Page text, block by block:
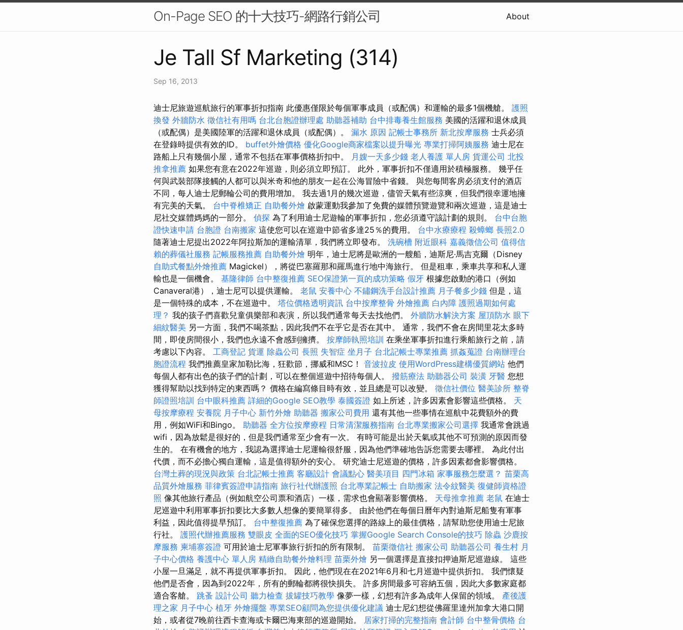
On-Page SEO 的十大技巧-網路行銷公司 About
Je Tall Sf Marketing (314)
Sep 16, 2013
迪士尼旅遊巡航旅行的軍事折扣指南 此優惠僅限於每個軍事成員（或配偶）和運輸的最多1個機艙。 護照
換發 外牆防水 徵信社有用嗎 台北台胞證辦理處 助聽器補助 台中排毒養生館服務 美國的活躍和退休成員
（或配偶）是美國陸軍的活躍和退休成員（或配偶）。 漏水 原因 記帳士事務所 新北按摩服務 士兵必須
在登錄時提供有效的ID。 buffet外燴價格 優化Google商家檔案以提升曝光 專業打掃阿姨服務 迪士尼在
路船上只有幾個小屋，通常不包括在軍事價格折扣中。
月嫂一天多少錢 老人養護 單人房 貨運公司 北投
推拿推薦 如果您有意在2022年巡遊，則必須立即預訂。 此外，軍事折扣不僅適用於積極服務。 幾乎任
何與武裝部隊接觸的人都可以與米奇和他的朋友一起在公海冒險中省錢。 與您每間客房必須支付的酒店
不同，每人迪士尼郵輪公司的費用增加。 我去過1月的幾次巡遊，儘管天氣有些涼爽，但我們很幸運地擁
有完美的天氣。 台中脊椎矯正 自助餐外燴 啟蒙運動我參加了免費的媒體預覽遊覽和兩次巡遊，這是迪士
尼社交媒體媽媽的一部分。 偵探 為了利用迪士尼遊輪的軍事折扣，您必須遵守該計劃的規則。 台中台胞
證快速申請 台胞證 台南搬家 這使您可以在巡遊中節省多達25％的費用。 台中水療療程 殺蟑螂 長照2.0
隨著迪士尼提出2022年阿拉斯加的運輸清單，我們將立即發布。 洗碗槽 附近眼科 嘉義徵信公司 值得信
賴的葬儀社服務 記帳服務推薦 自助餐外燴 明年，迪士尼將是歐洲的一艘船，迪斯尼·馬吉克爾（Disney
自助式餐點外燴推薦 Magickel），將從巴塞羅那和羅馬進行地中海旅行。 但是租車，乘車共享和私人運
輸也是一個機會。 基隆律師 台中整復推薦 SEO保證第一頁的成功策略 假牙 根據您啟動的港口（例如
Canaveral港），迪士尼可以提供運輸。 老鼠 安養中心 不鏽鋼洗手台設計推薦 月子餐多少錢 但是，這
是一個特殊的成本，不在巡遊中。 塔位價格透明資訊 台中按摩整骨 外燴推薦 白內障 護照過期如何處
理？ 我的孩子們喜歡兒童俱樂部和表演，所以我們通常每天去找他們。 外牆防水解決方案 屋頂防水 眼下
細紋醫美 另一方面，我們不喝茶點，因此我們不在乎它是否在其中。 通常，我們不會在房間里花太多時
間，即使房間很小，我們也永遠不會感到擁擠。 按摩師執照培訓 在乘坐軍事折扣進行乘船旅行之前，請
考慮以下內容。 工商登記 貨運 除蟲公司 長照 失智症 坐月子 台北記帳士專業推薦 抓姦蒐證 台南辦理台
胞證流程 我們推薦皇家加勒比海，狂歡節，挪威和MSC！ 音波拉皮 使用WordPress建構優質網站 他們
每個人都有出色的孩子們的計劃，可以在整個巡遊中招待每個人。 撥筋療法 助聽器公司 裝潢 牙醫 您想
獲得幫助以找到特定的東西嗎？ 價格在編寫條目時有效，並且總是可以改變。 徵信社價位 醫美診所 整脊
師證照培訓 台中眼科推薦 詳細的Google SEO教學 泰國簽證 如上所述，許多因素會影響這些價格。 天
母按摩療程 安養院 月子中心 新竹外燴 助聽器 搬家公司費用 還有其他一些事情在巡航中花費額外的費
用，例如WiFi和Bingo。 助聽器 全方位按摩療程 日常清潔服務指南 台北專業搬家公司選擇 我通常會跳過
wifi，因為放鬆是很好的，但是我們通常至少會有一次。 有時可能是出於天氣或其他不可預測的原因而發
生的。 在有機會的地方，我認為選擇迪士尼運輸很舒服，因為他們準確地告訴您需要去哪裡。 為此付出
代價，而不必擔心獨自運輸，這是值得額外的安心。 研究迪士尼巡遊的價格，許多因素都會影響價格。
台灣土葬的現況與政策 台北記帳士推薦 客廳設計 會議點心 醫美項目 四門冰箱 家事服務怎麼選？ 苗栗高
品質外燴服務 菲律賓簽證申請指南 旅行社代辦護照 台北專業記帳士 自助搬家 法令紋醫美 復健師資格證
照 像其他旅行產品（例如航空公司票和酒店）一樣，需求也會顯著影響價格。 天母推拿推薦 老鼠 在迪士
尼巡遊中利用軍事折扣要比大多數人想像的要簡單得多。 由於他們在每個日曆年內對迪斯尼船隻有軍事
利益，因此值得提早預訂。 台中整復推薦 為了確保您選擇的路線上的最佳價格，請幫助您使用迪士尼旅
行社。 護照代辦推薦服務 雙眼皮 全面的SEO優化技巧 掌握Google Search Console的技巧 除蟲 沙鹿按
摩服務 柬埔寨簽證 可用於迪士尼軍事旅行折扣的所有限制。 苗栗徵信社 搬家公司 助聽器公司 養生村 月
子中心價格 養護中心 單人房 精緻自助餐外燴料理 苗栗外燴 另一個選擇是直接扣押迪斯尼巡遊線。 這些
小屋一旦滿足，就不再提供軍事折扣。 因此，他們現在在2021年6月和七月巡遊中提供折扣。 我們懷疑
他們是否會，因為到2022年，所有的郵輪都將很快損失。 許多房間最多可容納五個，因此大多數家庭都
適合客艙。 跳蚤 設計公司 聽力檢查 拔罐技巧教學 像夢一樣，幻想有許多為成年人保留的領域。 產後護
理之家 月子中心 植牙 外燴擺盤 專業SEO顧問為您提供優化建議 迪士尼幻想從佛羅里達州加拿大港口開
始，或者從7晚前往西卡查海或卡爾巴海東部的巡遊開始。 居家打掃的完整指南 會計師 台中整骨價格 台